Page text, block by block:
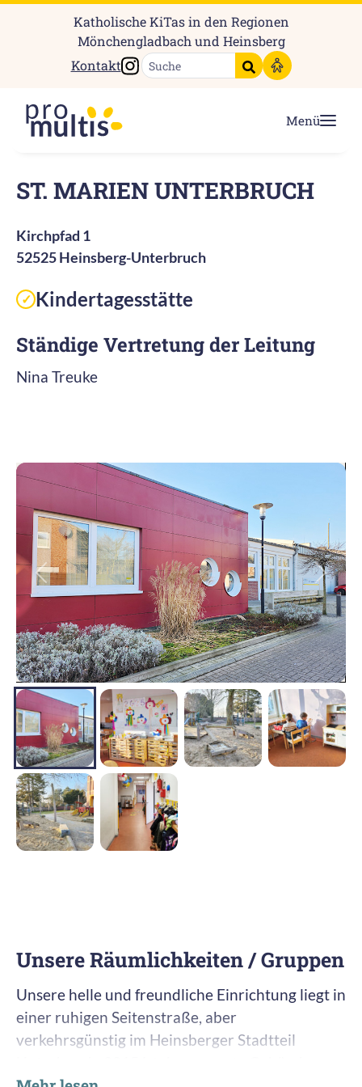
Katholische KiTas in den Regionen
Mönchengladbach und Heinsberg
Kontakt
Instagram
Suche starten
Menü
ST. MARIEN UNTERBRUCH
Kirchpfad 1
52525 Heinsberg-Unterbruch
✓ Kindertagesstätte
Ständige Vertretung der Leitung
Nina Treuke
Zurück
Unsere Räumlichkeiten / Gruppen
Unsere helle und freundliche Einrichtung liegt in
einer ruhigen Seitenstraße, aber
verkehrsgünstig im Heinsberger Stadtteil